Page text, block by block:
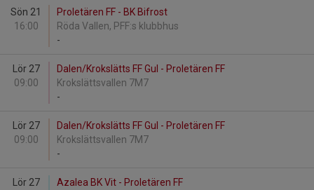
Sön 21
16:00
Proletären FF - BK Bifrost
Röda Vallen, PFF:s klubbhus
-
Lör 27
09:00
Dalen/Krokslätts FF Gul - Proletären FF
Krokslättsvallen 7M7
-
Lör 27
09:00
Dalen/Krokslätts FF Gul - Proletären FF
Krokslättsvallen 7M7
-
Lör 27
Azalea BK Vit - Proletären FF